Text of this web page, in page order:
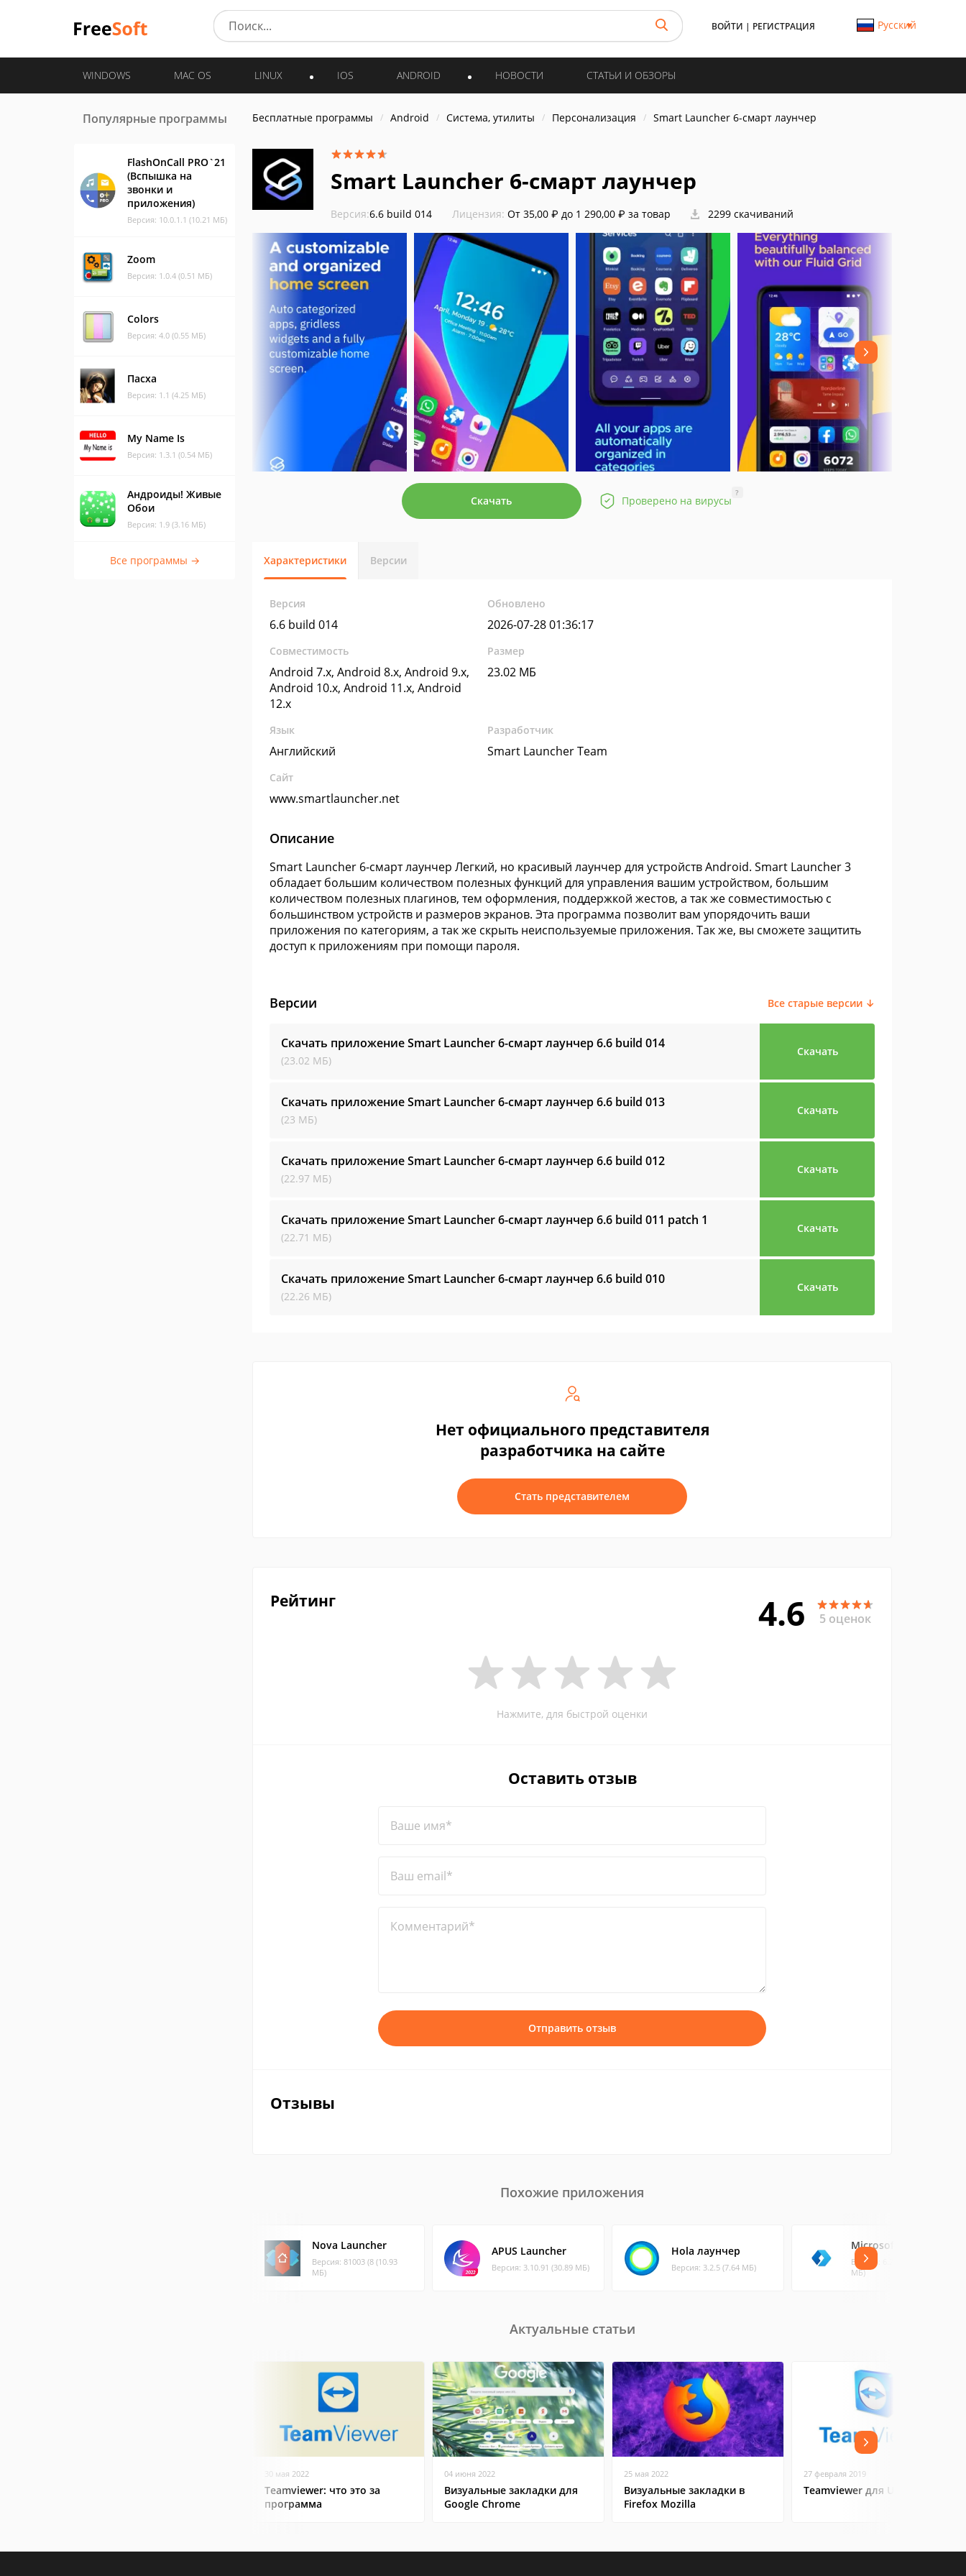
ВОЙТИ | РЕГИСТРАЦИЯ Русский
WINDOWS MAC OS LINUX IOS ANDROID НОВОСТИ СТАТЬИ И ОБЗОРЫ
Популярные программы
FlashOnCall PRO`21
(Вспышка на
звонки и
приложения)
Версия: 10.0.1.1 (10.21 МБ)
Zoom
Версия: 1.0.4 (0.51 МБ)
Colors
Версия: 4.0 (0.55 МБ)
Пасха
Версия: 1.1 (4.25 МБ)
My Name Is
Версия: 1.3.1 (0.54 МБ)
Андроиды! Живые
Обои
Версия: 1.9 (3.16 МБ)
Все программы →
Бесплатные программы Android Система, утилиты Персонализация Smart Launcher 6-смарт лаунчер
Smart Launcher 6-смарт лаунчер
Версия:6.6 build 014 Лицензия: От 35,00 ₽ до 1 290,00 ₽ за товар 2299 скачиваний
Скачать Проверено на вирусы
?
Характеристики Версии
Версия
6.6 build 014
Обновлено
2026-07-28 01:36:17
Совместимость
Android 7.x, Android 8.x, Android 9.x,
Android 10.x, Android 11.x, Android
12.x
Размер
23.02 МБ
Язык
Английский
Разработчик
Smart Launcher Team
Сайт
www.smartlauncher.net
Описание
Smart Launcher 6-смарт лаунчер Легкий, но красивый лаунчер для устройств Android. Smart Launcher 3
обладает большим количеством полезных функций для управления вашим устройством, большим
количеством полезных плагинов, тем оформления, поддержкой жестов, а так же совместимостью с
большинством устройств и размеров экранов. Эта программа позволит вам упорядочить ваши
приложения по категориям, а так же скрыть неиспользуемые приложения. Так же, вы сможете защитить
доступ к приложениям при помощи пароля.
Версии Все старые версии ↓
Скачать приложение Smart Launcher 6-смарт лаунчер6.6 build 014
(23.02 МБ)
Скачать
Скачать приложение Smart Launcher 6-смарт лаунчер6.6 build 013
(23 МБ)
Скачать
Скачать приложение Smart Launcher 6-смарт лаунчер6.6 build 012
(22.97 МБ)
Скачать
Скачать приложение Smart Launcher 6-смарт лаунчер6.6 build 011 patch 1
(22.71 МБ)
Скачать
Скачать приложение Smart Launcher 6-смарт лаунчер6.6 build 010
(22.26 МБ)
Скачать
Нет официального представителя
разработчика на сайте
Стать представителем
Рейтинг 4.6 5 оценок
Нажмите, для быстрой оценки
Оставить отзыв
Ваше имя*
Ваш email*
Комментарий*
Отправить отзыв
Отзывы
Похожие приложения
Nova Launcher
Версия: 81003 (8 (10.93
МБ)
APUS Launcher
Версия: 3.10.91 (30.89 МБ)
Hola лаунчер
Версия: 3.2.5 (7.64 МБ)
Microsoft Launcher
Версия: 6.260402 (55.74
МБ)
Актуальные статьи
30 мая 2022
Teamviewer: что это за
программа
04 июня 2022
Визуальные закладки для
Google Chrome
25 мая 2022
Визуальные закладки в
Firefox Mozilla
27 февраля 2019
Teamviewer для Ubuntu